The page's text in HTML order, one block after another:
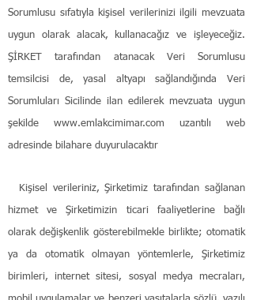
Sorumlusu sıfatıyla kişisel verilerinizi ilgili mevzuata
uygun olarak alacak, kullanacağız ve işleyeceğiz.
ŞİRKET tarafından atanacak Veri Sorumlusu
temsilcisi de, yasal altyapı sağlandığında Veri
Sorumluları Sicilinde ilan edilerek mevzuata uygun
şekilde www.emlakcimimar.com uzantılı web
adresinde bilahare duyurulacaktır
Kişisel verileriniz, Şirketimiz tarafından sağlanan
hizmet ve Şirketimizin ticari faaliyetlerine bağlı
olarak değişkenlik gösterebilmekle birlikte; otomatik
ya da otomatik olmayan yöntemlerle, Şirketimiz
birimleri, internet sitesi, sosyal medya mecraları,